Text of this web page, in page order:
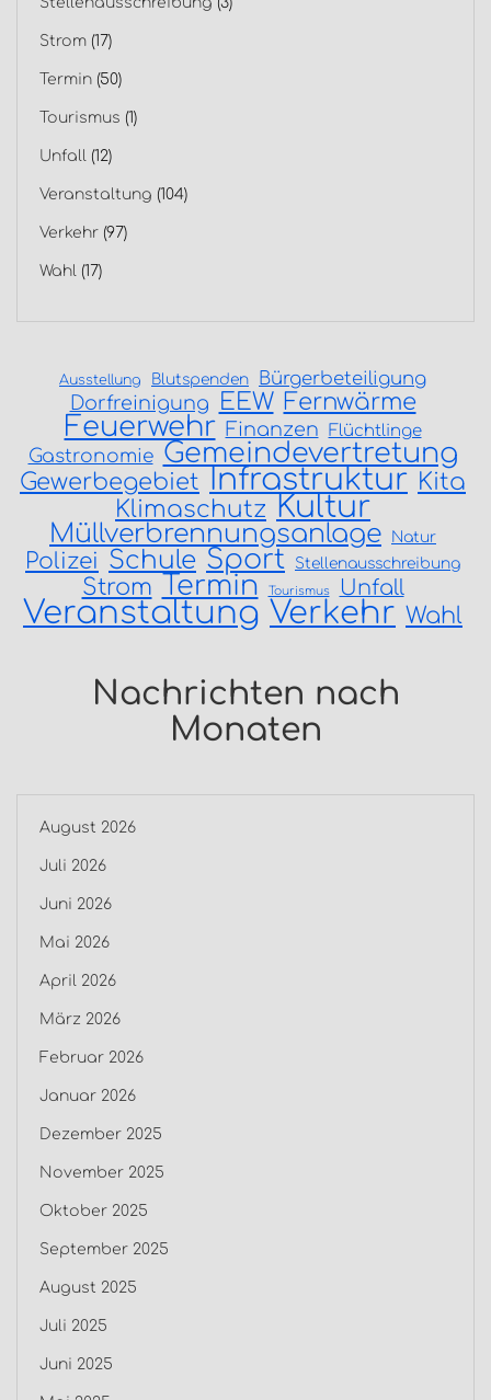
Strom (17)
Termin (50)
Tourismus (1)
Unfall (12)
Veranstaltung (104)
Verkehr (97)
Wahl (17)
Ausstellung Blutspenden Bürgerbeteiligung
Dorfreinigung EEW Fernwärme
Feuerwehr Finanzen Flüchtlinge
Gastronomie Gemeindevertretung
Gewerbegebiet Infrastruktur Kita
Klimaschutz Kultur
Müllverbrennungsanlage Natur
Polizei Schule Sport Stellenausschreibung
Strom Termin Tourismus Unfall
Veranstaltung Verkehr Wahl
Nachrichten nach
Monaten
August 2026
Juli 2026
Juni 2026
Mai 2026
April 2026
März 2026
Februar 2026
Januar 2026
Dezember 2025
November 2025
Oktober 2025
September 2025
August 2025
Juli 2025
Juni 2025